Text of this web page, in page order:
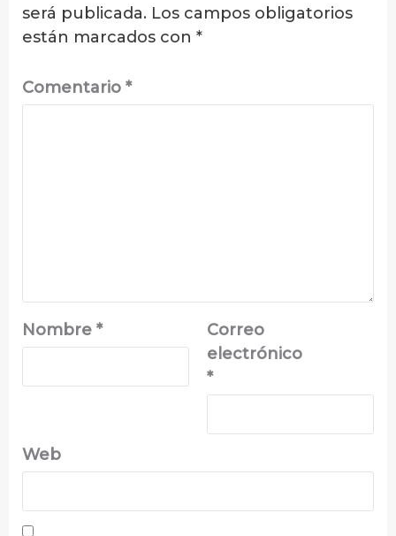
será publicada. Los campos obligatorios
están marcados con *
Comentario *
Nombre *
Correo
electrónico
*
Web